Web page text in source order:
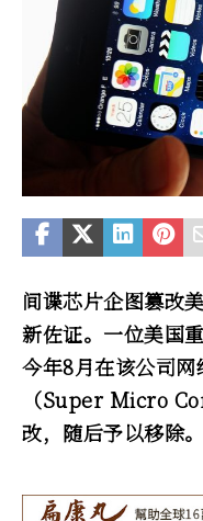
间谍芯片企图篡改
新佐证。一位美国
今年8月在该公司
（Super Micro
改，随后予以移除。